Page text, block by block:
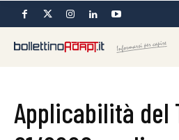
Applicabilità del